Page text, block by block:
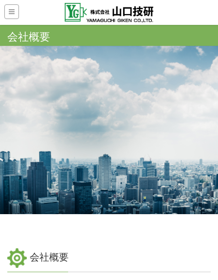
会社概要
HOME 会社概要
会社概要